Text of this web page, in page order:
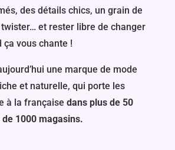
des détails chics, un grain de
et rester libre de changer
ça vous chante !
une marque de mode
et naturelle, qui porte les
à la française dans plus de 50
1000 magasins.